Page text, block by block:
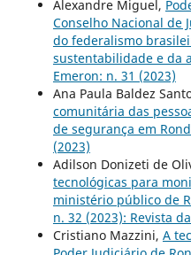
Alexandre Miguel,
Conselho Nacional de
do federalismo
sustentabilidade e da
Emeron: n. 31 (2023)
Ana Paula Baldez
comunitária das
de segurança em
(2023)
Adilson Donizeti de
tecnológicas para
ministério público de
n. 32 (2023): Revista
Cristiano Mazzini, A